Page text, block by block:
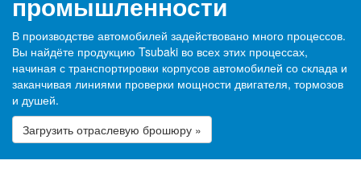
В производстве автомобилей задействовано много процессов.
Вы найдёте продукцию Tsubaki во всех этих процессах,
начиная с транспортировки корпусов автомобилей со склада и
заканчивая линиями проверки мощности двигателя, тормозов
и душей.
Загрузить отраслевую брошюру »